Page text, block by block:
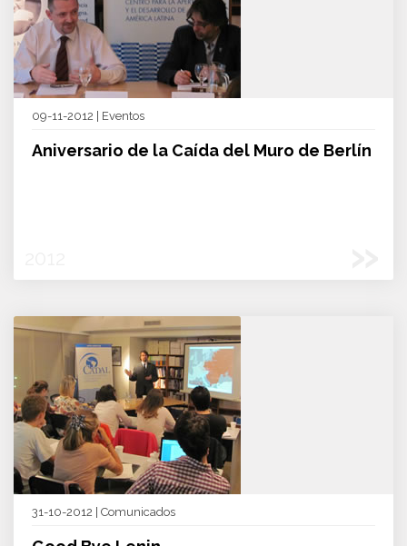
09-11-2012 | Eventos
Aniversario de la Caída del Muro de Berlín
31-10-2012 | Comunicados